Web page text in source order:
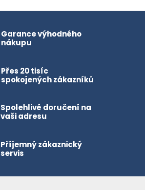
Garance výhodného
nákupu
Přes 20 tisíc
spokojených zákazníků
Spolehlivé doručení na
vaši adresu
Příjemný zákaznický
servis